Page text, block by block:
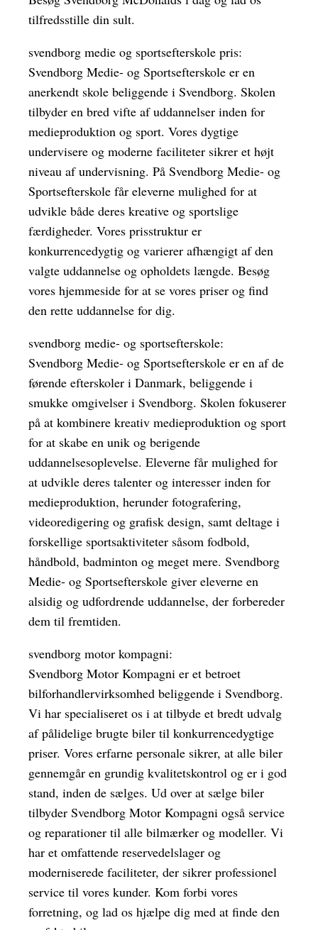
tilfredsstille din sult.
svendborg medie og sportsefterskole pris:
Svendborg Medie- og Sportsefterskole er en
anerkendt skole beliggende i Svendborg. Skolen
tilbyder en bred vifte af uddannelser inden for
medieproduktion og sport. Vores dygtige
undervisere og moderne faciliteter sikrer et højt
niveau af undervisning. På Svendborg Medie- og
Sportsefterskole får eleverne mulighed for at
udvikle både deres kreative og sportslige
færdigheder. Vores prisstruktur er
konkurrencedygtig og varierer afhængigt af den
valgte uddannelse og opholdets længde. Besøg
vores hjemmeside for at se vores priser og find
den rette uddannelse for dig.
svendborg medie- og sportsefterskole:
Svendborg Medie- og Sportsefterskole er en af de
førende efterskoler i Danmark, beliggende i
smukke omgivelser i Svendborg. Skolen fokuserer
på at kombinere kreativ medieproduktion og sport
for at skabe en unik og berigende
uddannelsesoplevelse. Eleverne får mulighed for
at udvikle deres talenter og interesser inden for
medieproduktion, herunder fotografering,
videoredigering og grafisk design, samt deltage i
forskellige sportsaktiviteter såsom fodbold,
håndbold, badminton og meget mere. Svendborg
Medie- og Sportsefterskole giver eleverne en
alsidig og udfordrende uddannelse, der forbereder
dem til fremtiden.
svendborg motor kompagni:
Svendborg Motor Kompagni er et betroet
bilforhandlervirksomhed beliggende i Svendborg.
Vi har specialiseret os i at tilbyde et bredt udvalg
af pålidelige brugte biler til konkurrencedygtige
priser. Vores erfarne personale sikrer, at alle biler
gennemgår en grundig kvalitetskontrol og er i god
stand, inden de sælges. Ud over at sælge biler
tilbyder Svendborg Motor Kompagni også service
og reparationer til alle bilmærker og modeller. Vi
har et omfattende reservedelslager og
moderniserede faciliteter, der sikrer professionel
service til vores kunder. Kom forbi vores
forretning, og lad os hjælpe dig med at finde den